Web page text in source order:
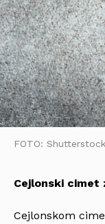
FOTO: Shutterstock
Cejlonski cimet
Cejlonskom